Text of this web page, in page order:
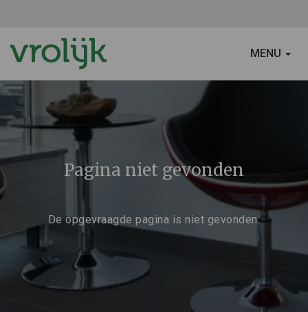
SCHAKEL
MENU
Pagina niet gevonden
De opgevraagde pagina is niet gevonden.